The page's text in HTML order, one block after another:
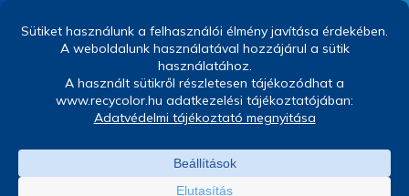
Nordson Encore LT